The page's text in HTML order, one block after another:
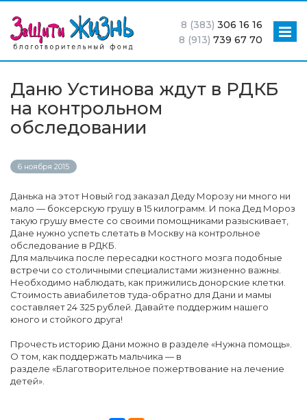
8 (383) 306 16 16
8 (913) 739 67 70
Даню Устинова ждут в РДКБ
на контрольном
обследовании
6 ноября 2015
Данька на этот Новый год заказал Деду Морозу ни много ни
мало — боксерскую грушу в 15 килограмм. И пока Дед Мороз
такую грушу вместе со своими помощниками разыскивает,
Дане нужно успеть слетать в Москву на контрольное
обследование в РДКБ.
Для мальчика после пересадки костного мозга подобные
встречи со столичными специалистами жизненно важны.
Необходимо наблюдать, как прижились донорские клетки.
Стоимость авиабилетов туда-обратно для Дани и мамы
составляет 24 325 рублей. Давайте поддержим нашего
юного и стойкого друга!
Прочесть историю Дани можно в разделе «Нужна помощь».
О том, как поддержать мальчика — в
разделе «Благотворительное пожертвование на лечение
детей».